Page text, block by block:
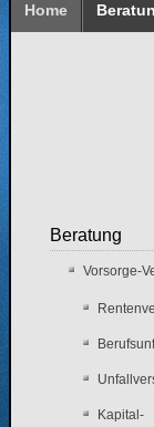
Home
Beratung
Vorsorge-
Kapital-